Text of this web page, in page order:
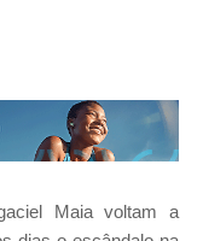
Maia voltam a